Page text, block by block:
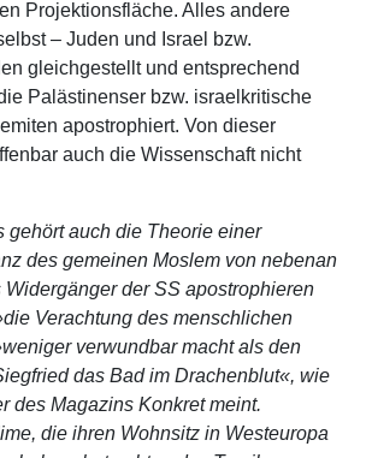
Projektionsfläche. Alles andere
– Juden und Israel bzw.
gleichgestellt und entsprechend
Palästinenser bzw. israelkritische
apostrophiert. Von dieser
auch die Wissenschaft nicht
gehört auch die Theorie einer
des gemeinen Moslem von nebenan
Widergänger der SS apostrophieren
Verachtung des menschlichen
verwundbar macht als den
das Bad im Drachenblut«, wie
des Magazins Konkret meint.
die ihren Wohnsitz in Westeuropa